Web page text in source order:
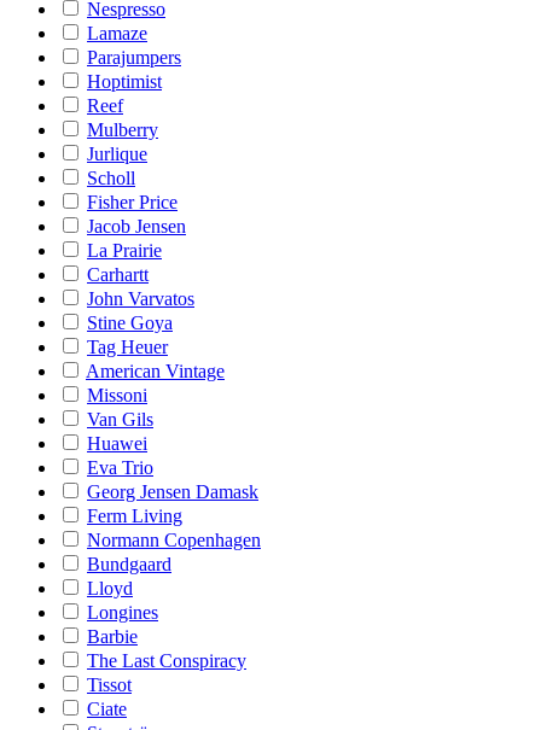
Nespresso
Lamaze
Parajumpers
Hoptimist
Reef
Mulberry
Jurlique
Scholl
Fisher Price
Jacob Jensen
La Prairie
Carhartt
John Varvatos
Stine Goya
Tag Heuer
American Vintage
Missoni
Van Gils
Huawei
Eva Trio
Georg Jensen Damask
Ferm Living
Normann Copenhagen
Bundgaard
Lloyd
Longines
Barbie
The Last Conspiracy
Tissot
Ciate